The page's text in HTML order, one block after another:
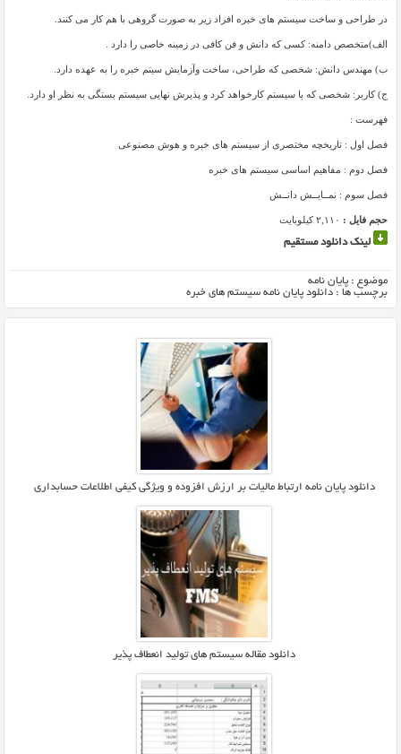
در طراحی و ساخت سیستم های خبره افراد زیر به صورت گروهی با هم کار می کنند.
الف)متخصص دامنه: کسی که دانش و فن کافی در زمینه خاصی را دارد .
ب) مهندس دانش: شخصی که طراحی، ساخت وآزمایش سیتم خبره را به عهده دارد.
ج) کاربر: شخصی که با سیستم کارخواهد کرد و پذیرش نهایی سیستم بستگی به نظر او دارد.
فهرست :
فصل اول : تاریخچه مختصری از سیستم های خبره و هوش مصنوعی
فصل دوم : مفاهیم اساسی سیستم های خبره
فصل سوم : نمــایــش دانــش
حجم فایل :
لینک دانلود مستقیم
موضوع : پایان نامه
برچسب ها : دانلود پایان نامه سیستم های خبره
دانلود پایان نامه ارتباط مالیات بر ارزش افزوده و ویژگی کیفی اطلاعات حسابداری
دانلود مقاله سيستم هاي توليد انعطاف پذير